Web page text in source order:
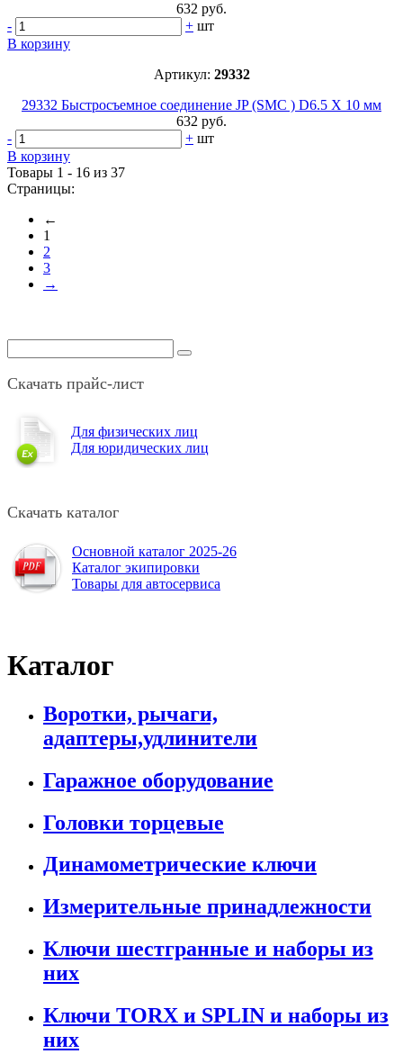
632 руб.
-
+ шт
В корзину
Артикул: 29332
29332 Быстросъемное соединение JP (SMC ) D6.5 Х 10 мм
632 руб.
-
+ шт
В корзину
Товары 1 - 16 из 37
Страницы:
←
1
2
3
→
Скачать прайс-лист
Для физических лиц
Для юридических лиц
Скачать каталог
Основной каталог 2025-26
Каталог экипировки
Товары для автосервиса
Каталог
Воротки, рычаги,
адаптеры,удлинители
Гаражное оборудование
Головки торцевые
Динамометрические ключи
Измерительные принадлежности
Ключи шестгранные и наборы из
них
Ключи TORX и SPLIN и наборы из
них